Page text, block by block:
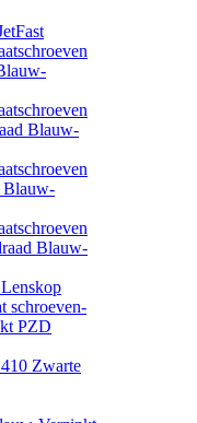
Blauw-
Blauw-
Blauw-
schroeven-
PZD
Zwarte